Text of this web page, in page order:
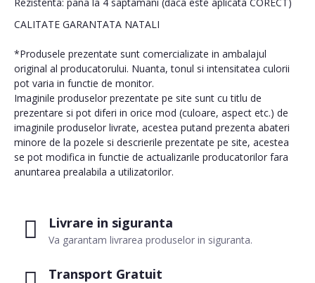
Livrare in siguranta
Va garantam livrarea produselor in siguranta.
Transport Gratuit
CALITATE GARANTATA NATALI
*Produsele prezentate sunt comercializate in ambalajul
original al producatorului. Nuanta, tonul si intensitatea culorii
pot varia in functie de monitor.
Imaginile produselor prezentate pe site sunt cu titlu de
prezentare si pot diferi in orice mod (culoare, aspect etc.) de
imaginile produselor livrate, acestea putand prezenta abateri
minore de la pozele si descrierile prezentate pe site, acestea
se pot modifica in functie de actualizarile producatorilor fara
anuntarea prealabila a utilizatorilor.